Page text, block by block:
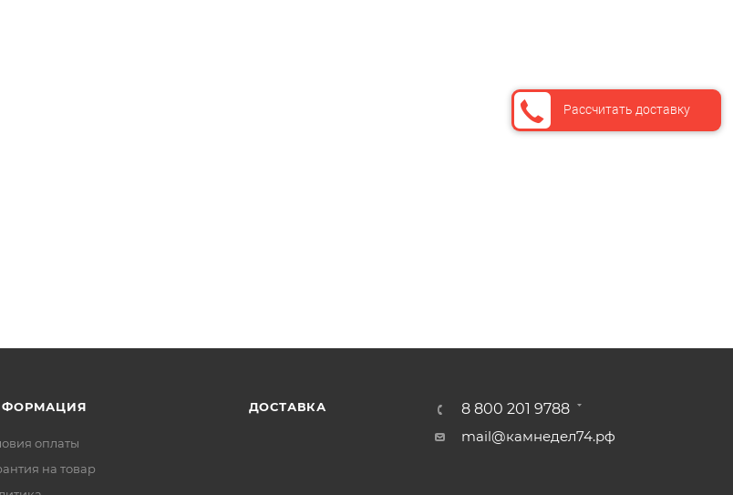
оплаты
на товар
ДОСТАВКА
8 800 201 9788
mail@камнедел74.рф
Рассчитать доставку